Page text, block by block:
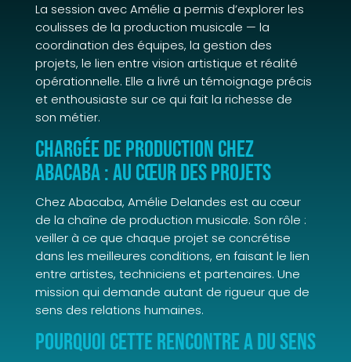
La session avec Amélie a permis d’explorer les
coulisses de la production musicale — la
coordination des équipes, la gestion des
projets, le lien entre vision artistique et réalité
opérationnelle. Elle a livré un témoignage précis
et enthousiaste sur ce qui fait la richesse de
son métier.
Chargée de production chez
Abacaba : au cœur des projets
Chez Abacaba, Amélie Delandes est au cœur
de la chaîne de production musicale. Son rôle :
veiller à ce que chaque projet se concrétise
dans les meilleures conditions, en faisant le lien
entre artistes, techniciens et partenaires. Une
mission qui demande autant de rigueur que de
sens des relations humaines.
Pourquoi cette rencontre a du sens